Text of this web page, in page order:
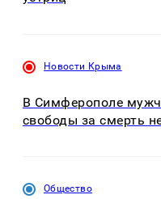
Новости Крыма
В Симферополе
свободы за смерть
Общество